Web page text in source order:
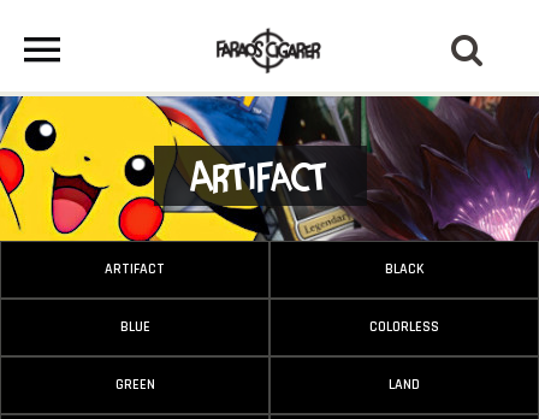
Artifact
ARTIFACT BLACK
BLUE COLORLESS
GREEN LAND